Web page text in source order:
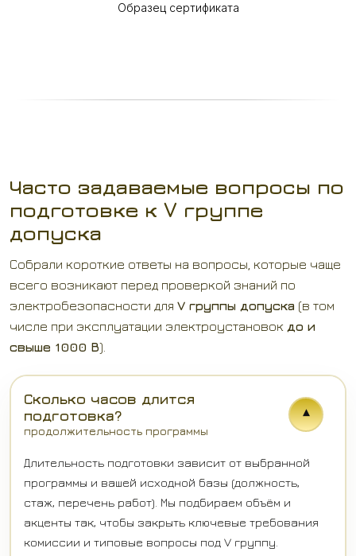
Образец сертификата
Часто задаваемые вопросы по
подготовке к V группе
допуска
Собрали короткие ответы на вопросы, которые чаще
всего возникают перед проверкой знаний по
электробезопасности для V группы допуска (в том
числе при эксплуатации электроустановок до и
свыше 1000 В).
Сколько часов длится
подготовка?
продолжительность программы
▾
Длительность подготовки зависит от выбранной
программы и вашей исходной базы (должность,
стаж, перечень работ). Мы подбираем объём и
акценты так, чтобы закрыть ключевые требования
комиссии и типовые вопросы под V группу.